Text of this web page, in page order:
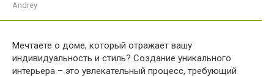
Andrey
Мечтаете о доме, который отражает вашу
индивидуальность и стиль? Создание уникального
интерьера – это увлекательный процесс, требующий